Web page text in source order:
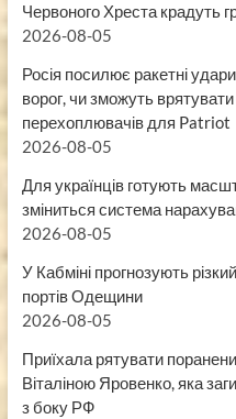
Червоного Хреста крадуть
2026-08-05
Росія посилює ракетні
ворог, чи зможуть врятувати
перехоплювачів для Patriot
2026-08-05
Для українців готують
зміниться система
2026-08-05
У Кабміні прогнозують
портів Одещини
2026-08-05
Приїхала рятувати
Віталіною Яровенко, яка
з боку РФ